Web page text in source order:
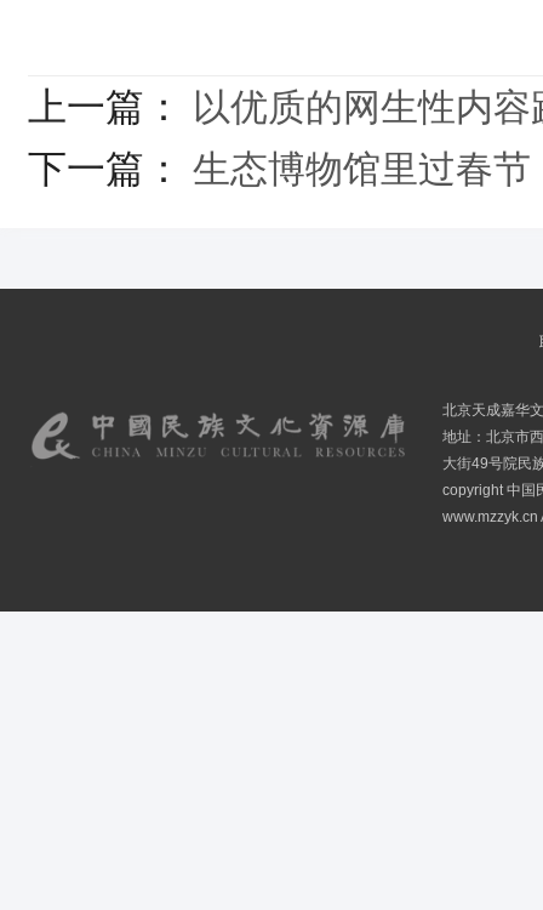
上一篇： 以优质的网生性内
下一篇： 生态博物馆里过春节
北京天成嘉华
地址：北京市
大街49号院民
copyright 中国